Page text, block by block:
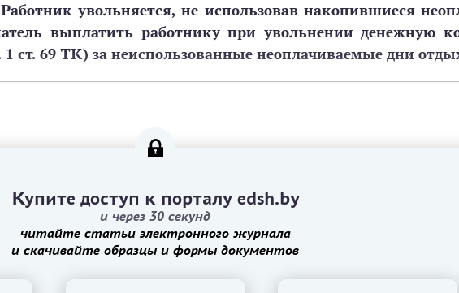
увольняется, не использовав накопившиеся
выплатить работнику при увольнении денежную
1 ст. 69 ТК) за неиспользованные неоплачиваемые дни
Купите доступ к порталу edsh.by
и через 30 секунд
читайте статьи электронного журнала
и скачивайте образцы и формы документов